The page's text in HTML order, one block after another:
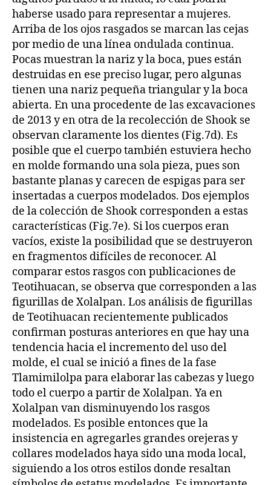
haberse usado para representar a mujeres.
Arriba de los ojos rasgados se marcan las cejas
por medio de una línea ondulada continua.
Pocas muestran la nariz y la boca, pues están
destruidas en ese preciso lugar, pero algunas
tienen una nariz pequeña triangular y la boca
abierta. En una procedente de las excavaciones
de 2013 y en otra de la recolección de Shook se
observan claramente los dientes (Fig.7d). Es
posible que el cuerpo también estuviera hecho
en molde formando una sola pieza, pues son
bastante planas y carecen de espigas para ser
insertadas a cuerpos modelados. Dos ejemplos
de la colección de Shook corresponden a estas
características (Fig.7e). Si los cuerpos eran
vacíos, existe la posibilidad que se destruyeron
en fragmentos difíciles de reconocer. Al
comparar estos rasgos con publicaciones de
Teotihuacan, se observa que corresponden a las
figurillas de Xolalpan. Los análisis de figurillas
de Teotihuacan recientemente publicados
confirman posturas anteriores en que hay una
tendencia hacia el incremento del uso del
molde, el cual se inició a fines de la fase
Tlamimilolpa para elaborar las cabezas y luego
todo el cuerpo a partir de Xolalpan. Ya en
Xolalpan van disminuyendo los rasgos
modelados. Es posible entonces que la
insistencia en agregarles grandes orejeras y
collares modelados haya sido una moda local,
siguiendo a los otros estilos donde resaltan